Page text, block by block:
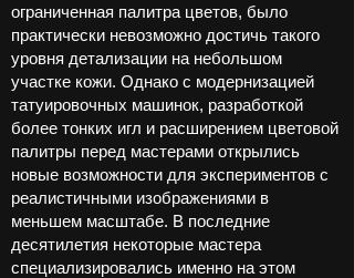
ограниченная палитра цветов, было
практически невозможно достичь такого
уровня детализации на небольшом
участке кожи. Однако с модернизацией
татуировочных машинок, разработкой
более тонких игл и расширением цветовой
палитры перед мастерами открылись
новые возможности для экспериментов с
реалистичными изображениями в
меньшем масштабе. В последние
десятилетия некоторые мастера
специализировались именно на этом